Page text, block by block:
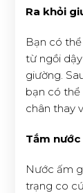
Ra khỏi
Bạn có
từ ngồi
giường.
bạn có
chân thay
Tắm
Nước ấm
trạng co